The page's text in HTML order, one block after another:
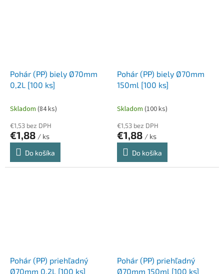
Pohár (PP) biely Ø70mm
0,2L [100 ks]
Skladom (84 ks)
€1,53 bez DPH
€1,88 / ks
Do košíka
Pohár (PP) biely Ø70mm
150ml [100 ks]
Skladom (100 ks)
€1,53 bez DPH
€1,88 / ks
Do košíka
Pohár (PP) priehľadný
Ø70mm 0,2L [100 ks]
Pohár (PP) priehľadný
Ø70mm 150ml [100 ks]